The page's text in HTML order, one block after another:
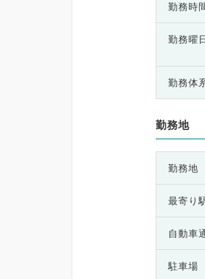
勤務時
勤務曜
勤務体
勤務地
勤務地
最寄り
自動車
駐車場